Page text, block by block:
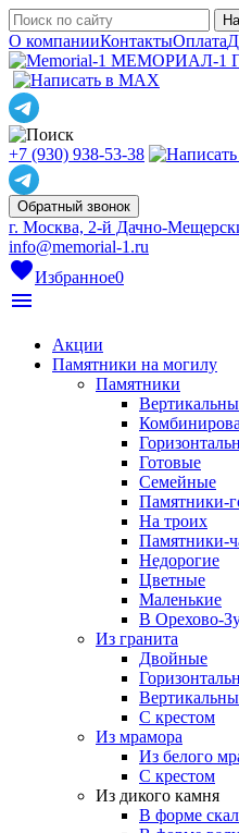
О компанииКонтактыОплата
МЕМОРИАЛ-1
+7 (930) 938-53-38
Обратный звонок
г. Москва, 2-й Дачно-
info@memorial-1.ru
favoriteИзбранное0
menu
Акции
Памятники на могилу
Памятники
Готовые
Семейные
Памятники-
На троих
Памятники-
Недорогие
Цветные
Маленькие
В Орехово-
Из гранита
Двойные
С крестом
Из мрамора
Из белого
С крестом
Из дикого камня
В форме